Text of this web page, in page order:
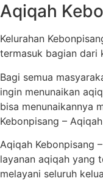
Aqiqah
Kelurahan
termasuk bagian dari
Bagi semua
ingin menunaikan
bisa menunaikannya
Kebonpisang –
Aqiqah Kebonpisang
layanan aqiqah yang
melayani seluruh